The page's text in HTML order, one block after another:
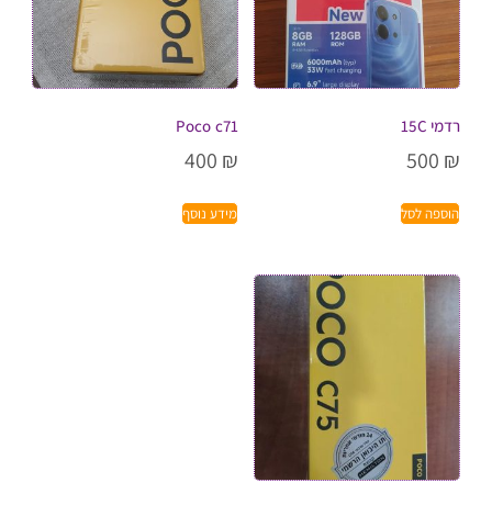
רדמי 15C
500 ₪
הוספה לסל
Poco c71
400 ₪
מידע נוסף